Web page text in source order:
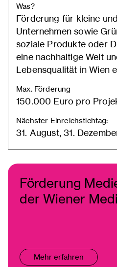
Was?
Förderung für kleine
Unternehmen sowie
soziale Produkte oder
eine nachhaltige Welt
Lebensqualität in Wien
Max. Förderung
150.000 Euro pro
Nächster Einreichstichtag:
31. August, 31.
Förderung
der Wiener
Mehr erfahren